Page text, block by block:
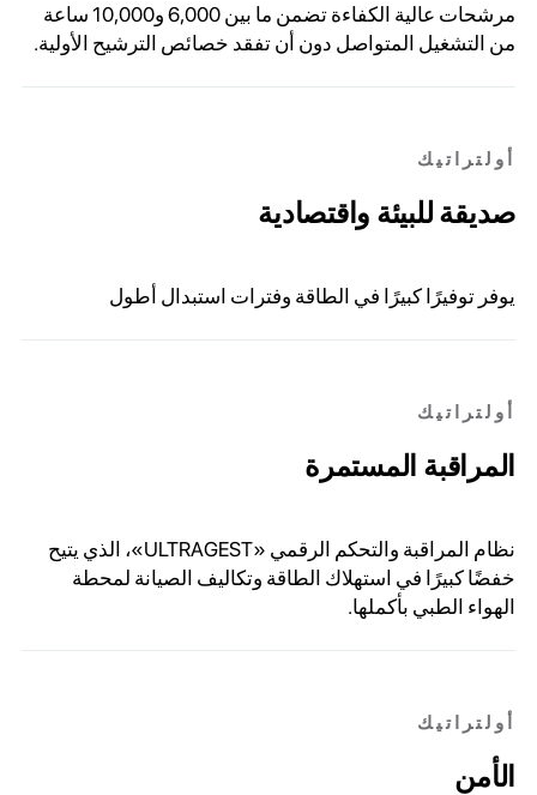
مرشحات عالية الكفاءة تضمن ما بين 6,000 و10,000 ساعة
من التشغيل المتواصل دون أن تفقد خصائص الترشيح الأولية.
أولتراتيك
صديقة للبيئة واقتصادية
يوفر توفيرًا كبيرًا في الطاقة وفترات استبدال أطول
أولتراتيك
المراقبة المستمرة
نظام المراقبة والتحكم الرقمي «ULTRAGEST»، الذي يتيح
خفضًا كبيرًا في استهلاك الطاقة وتكاليف الصيانة لمحطة
الهواء الطبي بأكملها.
أولتراتيك
الأمن